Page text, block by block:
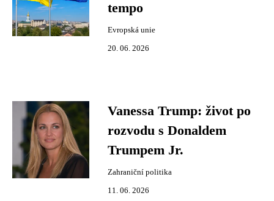
tempo
Evropská unie
20. 06. 2026
Vanessa Trump: život po
rozvodu s Donaldem
Trumpem Jr.
Zahraniční politika
11. 06. 2026